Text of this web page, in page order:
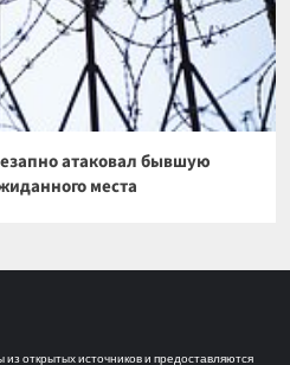
атаковал бывшую
места
открытых источников и предоставляются